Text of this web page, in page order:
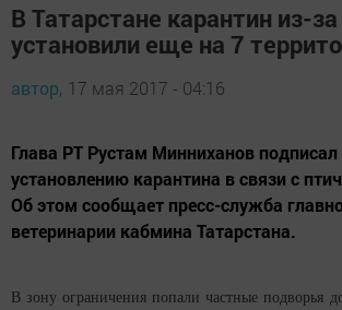
В Татарстане карантин из-
установили еще на 7
автор, 17 мая 2017 - 04:16
Глава РТ Рустам Минниханов подписал
установлению карантина в связи с
Об этом сообщает пресс-служба
ветеринарии кабмина Татарстана.
В зону ограничения попали частные